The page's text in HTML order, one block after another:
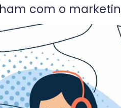
com o